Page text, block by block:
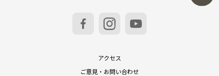
アクセス
ご意見・お問い合わせ